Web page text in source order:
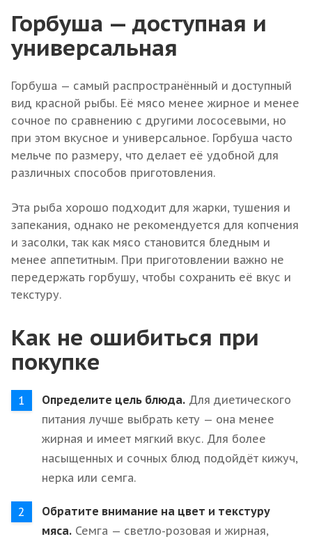
Горбуша — доступная и
универсальная
Горбуша — самый распространённый и доступный
вид красной рыбы. Её мясо менее жирное и менее
сочное по сравнению с другими лососевыми, но
при этом вкусное и универсальное. Горбуша часто
мельче по размеру, что делает её удобной для
различных способов приготовления.
Эта рыба хорошо подходит для жарки, тушения и
запекания, однако не рекомендуется для копчения
и засолки, так как мясо становится бледным и
менее аппетитным. При приготовлении важно не
передержать горбушу, чтобы сохранить её вкус и
текстуру.
Как не ошибиться при
покупке
Определите цель блюда. Для диетического
питания лучше выбрать кету — она менее
жирная и имеет мягкий вкус. Для более
насыщенных и сочных блюд подойдёт кижуч,
нерка или семга.
Обратите внимание на цвет и текстуру
мяса. Семга — светло-розовая и жирная,